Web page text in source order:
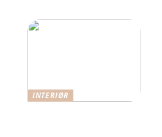
INTERIØR